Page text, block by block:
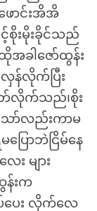
ောင်းအိအိ
စိုးမိုးခိုင်သည်
ခါဇော်ထွန်း
န်လိုက်ပြီး
လိုက်သည်၊စိုး
ာ်လည်းကာမ
ပြောဘဲငြိမ်နေ
များ
န်းက
ေး လိုက်လေ